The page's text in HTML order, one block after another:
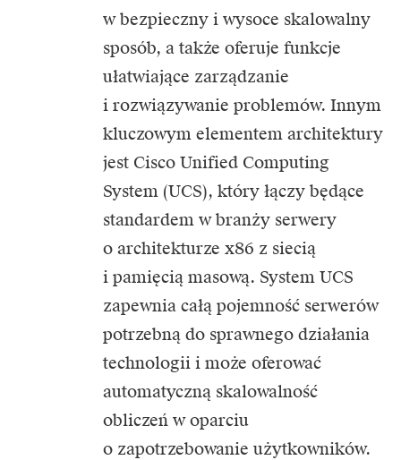
w bezpieczny i wysoce skalowalny
sposób, a także oferuje funkcje
ułatwiające zarządzanie
i rozwiązywanie problemów. Innym
kluczowym elementem architektury
jest Cisco Unified Computing
System (UCS), który łączy będące
standardem w branży serwery
o architekturze x86 z siecią
i pamięcią masową. System UCS
zapewnia całą pojemność serwerów
potrzebną do sprawnego działania
technologii i może oferować
automatyczną skalowalność
obliczeń w oparciu
o zapotrzebowanie użytkowników.